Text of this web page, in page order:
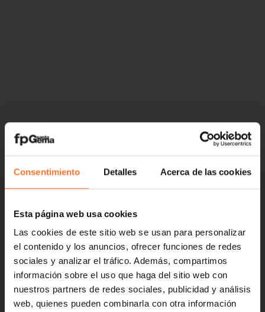
Consentimiento Detalles Acerca de las cookies
Esta página web usa cookies
Las cookies de este sitio web se usan para personalizar
el contenido y los anuncios, ofrecer funciones de redes
sociales y analizar el tráfico. Además, compartimos
información sobre el uso que haga del sitio web con
nuestros partners de redes sociales, publicidad y análisis
web, quienes pueden combinarla con otra información